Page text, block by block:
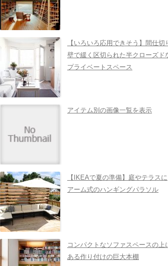
【いろいろ応用できそう】間仕切
壁で緩く区切られた半クローズド
プライベートスペース
アイテム別の画像一覧を表示
【IKEAで夏の準備】庭やテラスに
アーム式のハンギングパラソル
コンパクトなソファスペースの上
ある作り付けの巨大本棚